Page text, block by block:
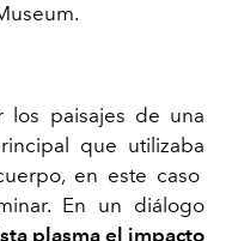
los paisajes de una
que utilizaba
en este caso
En un diálogo
plasma el impacto